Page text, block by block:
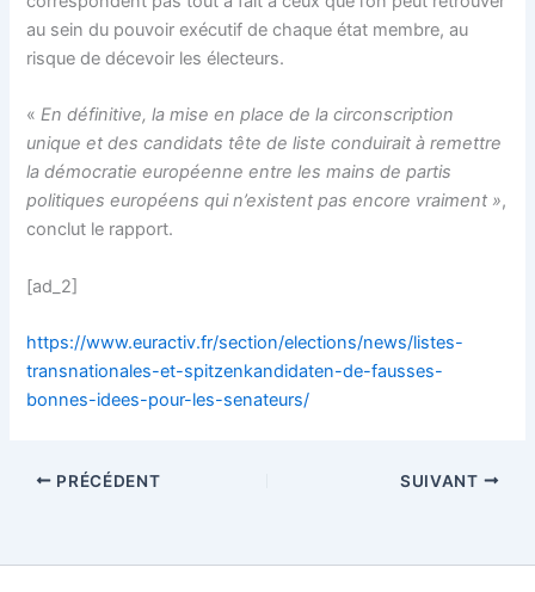
au sein du pouvoir exécutif de chaque état membre, au
risque de décevoir les électeurs.
«En définitive, la mise en place de la circonscription
unique et des candidats tête de liste conduirait à remettre
la démocratie européenne entre les mains de partis
politiques européens qui n’existent pas encore vraiment »,
conclut le rapport.
[ad_2]
https://www.euractiv.fr/section/elections/news/listes-
transnationales-et-spitzenkandidaten-de-fausses-
bonnes-idees-pour-les-senateurs/
PRÉCÉDENT SUIVANT